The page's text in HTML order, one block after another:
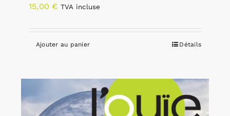
15,00 € TVA incluse
Ajouter au panier Détails